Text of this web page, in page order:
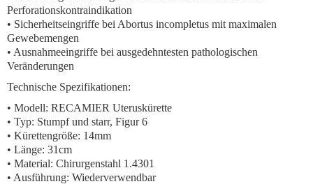
Perforationskontraindikation
• Sicherheitseingriffe bei Abortus incompletus mit maximalen
Gewebemengen
• Ausnahmeeingriffe bei ausgedehntesten pathologischen
Veränderungen
Technische Spezifikationen:
• Modell: RECAMIER Uteruskürette
• Typ: Stumpf und starr, Figur 6
• Kürettengröße: 14mm
• Länge: 31cm
• Material: Chirurgenstahl 1.4301
• Ausführung: Wiederverwendbar